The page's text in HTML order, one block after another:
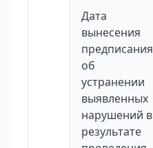
Дата
вынесения
предписания
об
устранении
выявленных
нарушений в
результате